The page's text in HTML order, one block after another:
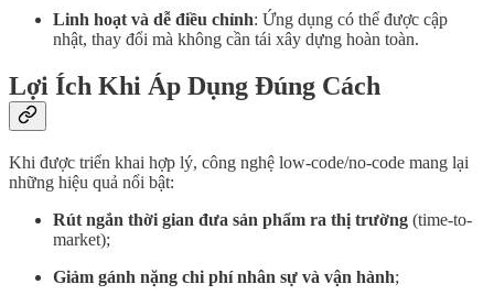
Linh hoạt và dễ điều chỉnh: Ứng dụng có thể được cập
nhật, thay đổi mà không cần tái xây dựng hoàn toàn.
Lợi Ích Khi Áp Dụng Đúng Cách
Khi được triển khai hợp lý, công nghệ low-code/no-code mang lại
những hiệu quả nổi bật:
Rút ngắn thời gian đưa sản phẩm ra thị trường (time-to-
market);
Giảm gánh nặng chi phí nhân sự và vận hành;